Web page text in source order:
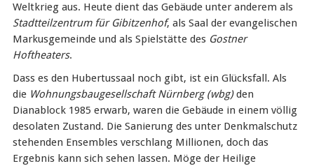
Weltkrieg aus. Heute dient das Gebäude unter anderem als
Stadtteilzentrum für Gibitzenhof, als Saal der evangelischen
Markusgemeinde und als Spielstätte des Gostner
Hoftheaters.
Dass es den Hubertussaal noch gibt, ist ein Glücksfall. Als
die Wohnungsbaugesellschaft Nürnberg (wbg)den
Dianablock 1985 erwarb, waren die Gebäude in einem völlig
desolaten Zustand. Die Sanierung des unter Denkmalschutz
stehenden Ensembles verschlang Millionen, doch das
Ergebnis kann sich sehen lassen. Möge der Heilige